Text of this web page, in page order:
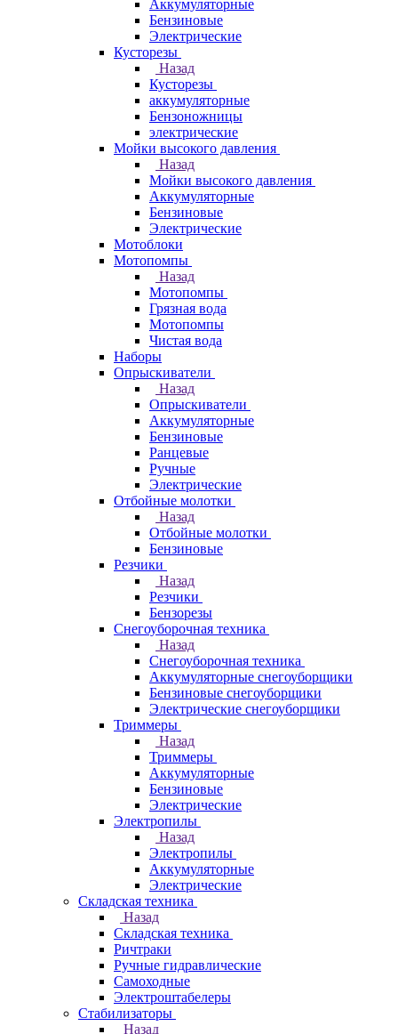
Аккумуляторные
Бензиновые
Электрические
Кусторезы
Назад
Кусторезы
аккумуляторные
Бензоножницы
электрические
Мойки высокого давления
Назад
Мойки высокого давления
Аккумуляторные
Бензиновые
Электрические
Мотоблоки
Мотопомпы
Назад
Мотопомпы
Грязная вода
Мотопомпы
Чистая вода
Наборы
Опрыскиватели
Назад
Опрыскиватели
Аккумуляторные
Бензиновые
Ранцевые
Ручные
Электрические
Отбойные молотки
Назад
Отбойные молотки
Бензиновые
Резчики
Назад
Резчики
Бензорезы
Снегоуборочная техника
Назад
Снегоуборочная техника
Аккумуляторные снегоуборщики
Бензиновые снегоуборщики
Электрические снегоуборщики
Триммеры
Назад
Триммеры
Аккумуляторные
Бензиновые
Электрические
Электропилы
Назад
Электропилы
Аккумуляторные
Электрические
Складская техника
Назад
Складская техника
Ричтраки
Ручные гидравлические
Самоходные
Электроштабелеры
Стабилизаторы
Назад